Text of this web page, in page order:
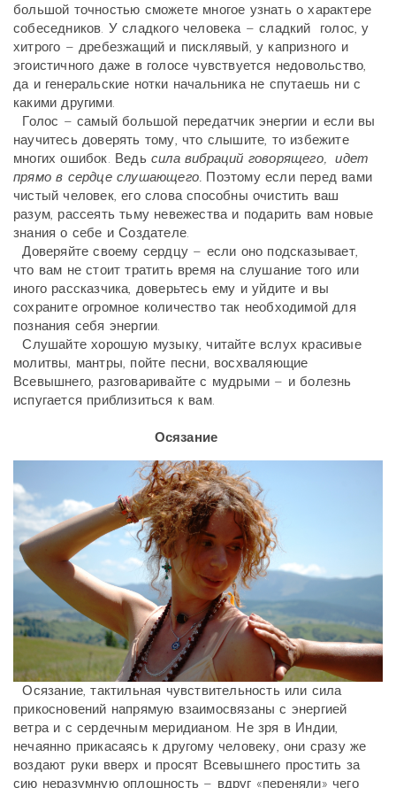
большой точностью сможете многое узнать о характере
собеседников. У сладкого человека – сладкий голос, у
хитрого – дребезжащий и писклявый, у капризного и
эгоистичного даже в голосе чувствуется недовольство,
да и генеральские нотки начальника не спутаешь ни с
какими другими.
Голос – самый большой передатчик энергии и если вы
научитесь доверять тому, что слышите, то избежите
многих ошибок. Ведь сила вибраций говорящего, идет
прямо в сердце слушающего. Поэтому если перед вами
чистый человек, его слова способны очистить ваш
разум, рассеять тьму невежества и подарить вам новые
знания о себе и Создателе.
Доверяйте своему сердцу – если оно подсказывает,
что вам не стоит тратить время на слушание того или
иного рассказчика, доверьтесь ему и уйдите и вы
сохраните огромное количество так необходимой для
познания себя энергии.
Слушайте хорошую музыку, читайте вслух красивые
молитвы, мантры, пойте песни, восхваляющие
Всевышнего, разговаривайте с мудрыми – и болезнь
испугается приблизиться к вам.
Осязание
Осязание, тактильная чувствительность или сила
прикосновений напрямую взаимосвязаны с энергией
ветра и с сердечным меридианом. Не зря в Индии,
нечаянно прикасаясь к другому человеку, они сразу же
воздают руки вверх и просят Всевышнего простить за
сию неразумную оплошность – вдруг «переняли» чего